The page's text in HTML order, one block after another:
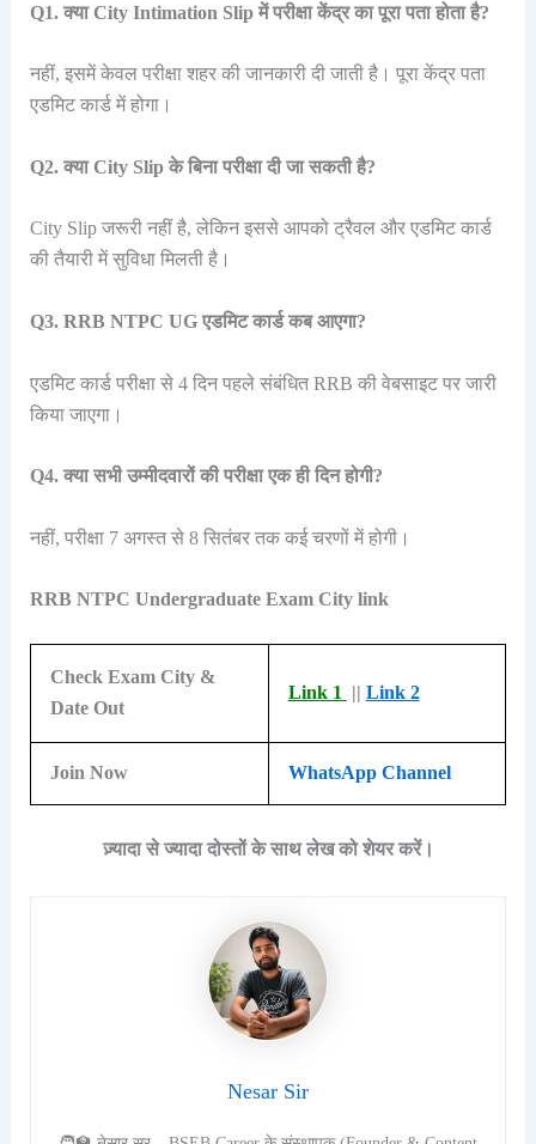
Q1. क्या City Intimation Slip में परीक्षा केंद्र का पूरा पता होता है?
नहीं, इसमें केवल परीक्षा शहर की जानकारी दी जाती है। पूरा केंद्र पता
एडमिट कार्ड में होगा।
Q2. क्या City Slip के बिना परीक्षा दी जा सकती है?
City Slip जरूरी नहीं है, लेकिन इससे आपको ट्रैवल और एडमिट कार्ड
की तैयारी में सुविधा मिलती है।
Q3. RRB NTPC UG एडमिट कार्ड कब आएगा?
एडमिट कार्ड परीक्षा से 4 दिन पहले संबंधित RRB की वेबसाइट पर जारी
किया जाएगा।
Q4. क्या सभी उम्मीदवारों की परीक्षा एक ही दिन होगी?
नहीं, परीक्षा 7 अगस्त से 8 सितंबर तक कई चरणों में होगी।
RRB NTPC Undergraduate Exam City link
Check Exam City &
Date Out
Link 1 || Link 2
Join Now WhatsApp Channel
ज़्यादा से ज्यादा दोस्तों के साथ लेख को शेयर करें।
Nesar Sir